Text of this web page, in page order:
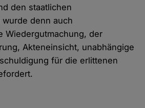
den staatlichen
denn auch
Wiedergutmachung, der
Akteneinsicht, unabhängige
für die erlittenen